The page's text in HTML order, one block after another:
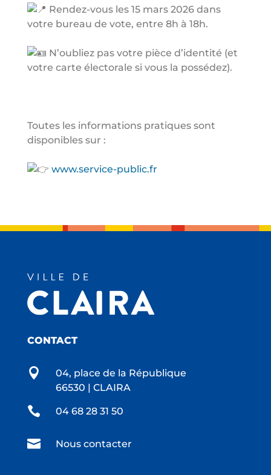
Rendez-vous les 15 mars 2026 dans
votre bureau de vote, entre 8h à 18h.
N’oubliez pas votre pièce d’identité (et
votre carte électorale si vous la possédez).
Toutes les informations pratiques sont
disponibles sur :
www.service-public.fr
CONTACT

04, place de la République
66530 | CLAIRA
 04 68 28 31 50
 Nous contacter